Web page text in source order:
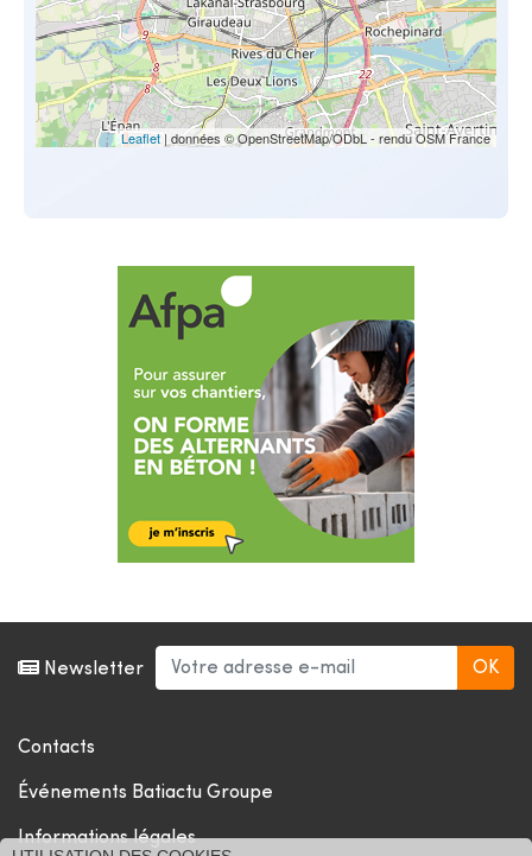
Leaflet | données © OpenStreetMap/ODbL - rendu OSM France
Newsletter
Contacts
Événements Batiactu Groupe
Informations légales